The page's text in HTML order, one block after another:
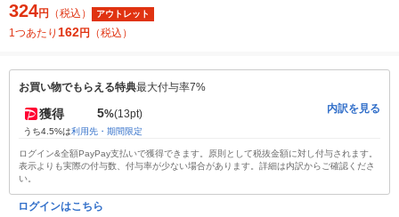
324円 （税込） アウトレット
1つあたり 162円 （税込）
お買い物でもらえる特典最大付与率7%
獲得 5%(13pt)
うち4.5%は利用先・期間限定
内訳を見る
ログイン&全額PayPay支払いで獲得できます。原則として税抜金額に対し付与されます。
表示よりも実際の付与数、付与率が少ない場合があります。詳細は内訳からご確認くださ
い。
ログインはこちら